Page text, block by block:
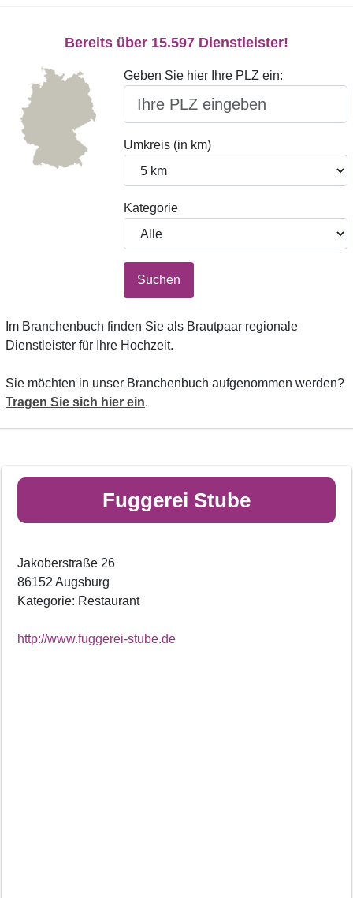
Bereits über 15.597 Dienstleister!
Geben Sie hier Ihre PLZ ein:
Umkreis (in km)
Kategorie
Suchen
Im Branchenbuch finden Sie als Brautpaar regionale
Dienstleister für Ihre Hochzeit.
Sie möchten in unser Branchenbuch aufgenommen werden?
Tragen Sie sich hier ein.
Fuggerei Stube
Jakoberstraße 26
86152 Augsburg
Kategorie: Restaurant
http://www.fuggerei-stube.de